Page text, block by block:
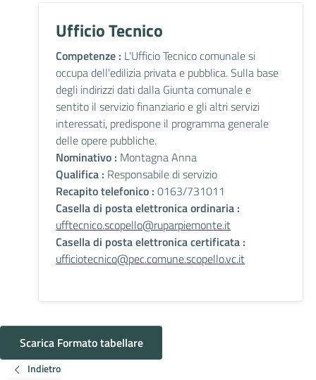
Ufficio Tecnico
Competenze : L'Ufficio Tecnico comunale si
occupa dell'edilizia privata e pubblica. Sulla base
degli indirizzi dati dalla Giunta comunale e
sentito il servizio finanziario e gli altri servizi
interessati, predispone il programma generale
delle opere pubbliche.
Nominativo : Montagna Anna
Qualifica : Responsabile di servizio
Recapito telefonico : 0163/731011
Casella di posta elettronica ordinaria :
ufftecnico.scopello@ruparpiemonte.it
Casella di posta elettronica certificata :
ufficiotecnico@pec.comune.scopello.vc.it
Scarica Formato tabellare
Indietro